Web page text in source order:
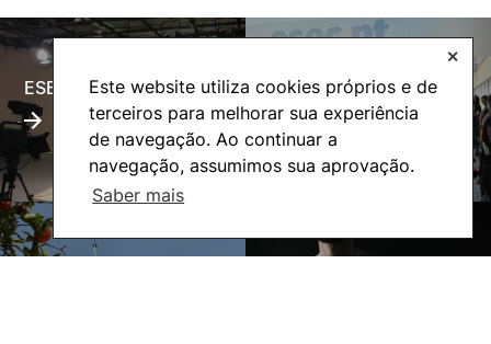
Este website utiliza cookies próprios e de
terceiros para melhorar sua experiência
de navegação. Ao continuar a
navegação, assumimos sua aprovação.
Saber mais
✕
ESECTV Alumni